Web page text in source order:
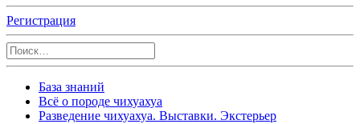
Регистрация
База знаний
Всё о породе чихуахуа
Разведение чихуахуа. Выставки. Экстерьер